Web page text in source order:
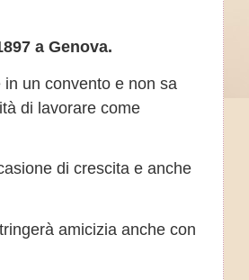
a Genova.
un convento e non sa
di lavorare come
di crescita e anche
amicizia anche con